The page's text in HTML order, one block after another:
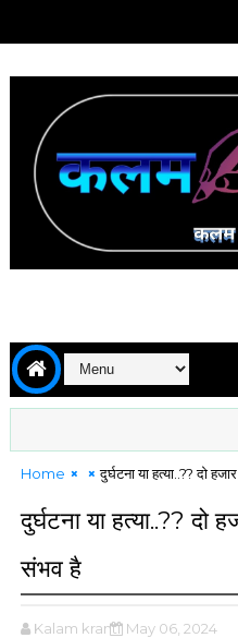
Home दुर्घटना या हत्या..?? दो
दुर्घटना या हत्या..?? दो
संभव है
Kalam kranti May 06, 2024